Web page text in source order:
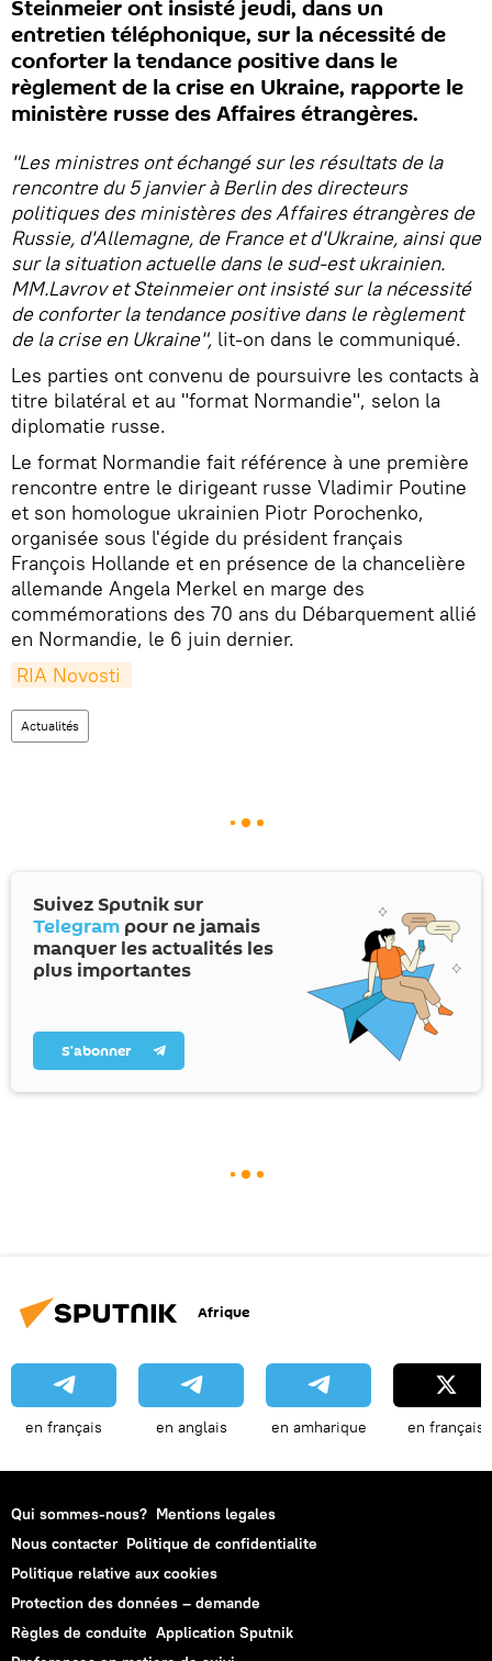
Steinmeier ont insisté jeudi, dans un
entretien téléphonique, sur la nécessité de
conforter la tendance positive dans le
règlement de la crise en Ukraine, rapporte le
ministère russe des Affaires étrangères.
"Les ministres ont échangé sur les résultats de la
rencontre du 5 janvier à Berlin des directeurs
politiques des ministères des Affaires étrangères de
Russie, d'Allemagne, de France et d'Ukraine, ainsi que
sur la situation actuelle dans le sud-est ukrainien.
MM.Lavrov et Steinmeier ont insisté sur la nécessité
de conforter la tendance positive dans le règlement
de la crise en Ukraine", lit-on dans le communiqué.
Les parties ont convenu de poursuivre les contacts à
titre bilatéral et au "format Normandie", selon la
diplomatie russe.
Le format Normandie fait référence à une première
rencontre entre le dirigeant russe Vladimir Poutine
et son homologue ukrainien Piotr Porochenko,
organisée sous l'égide du président français
François Hollande et en présence de la chancelière
allemande Angela Merkel en marge des
commémorations des 70 ans du Débarquement allié
en Normandie, le 6 juin dernier.
RIA Novosti
Actualités
Suivez Sputnik sur
Telegram pour ne jamais
manquer les actualités les
plus importantes
S’abonner
Afrique
en français en anglais en amharique en français
Qui sommes-nous? Mentions legales
Nous contacter Politique de confidentialite
Politique relative aux cookies
Protection des données – demande
Règles de conduite Application Sputnik